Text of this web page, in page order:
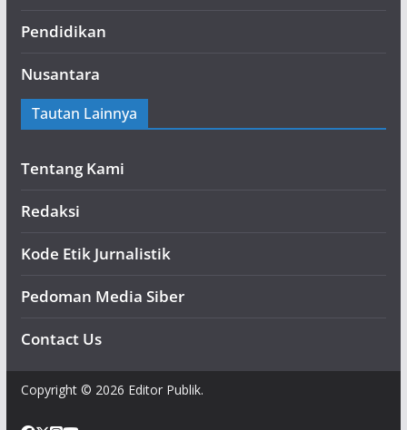
Pendidikan
Nusantara
Tautan Lainnya
Tentang Kami
Redaksi
Kode Etik Jurnalistik
Pedoman Media Siber
Contact Us
Copyright © 2026 Editor Publik.